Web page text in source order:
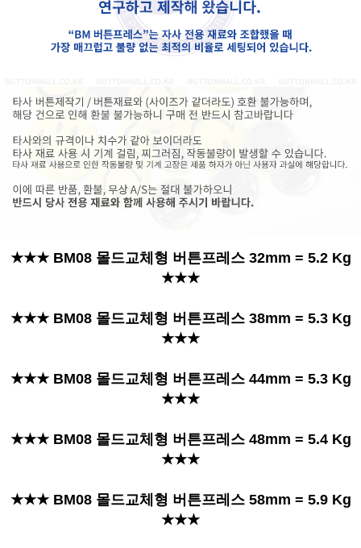
★★★ BM08 몰드교체형 버튼프레스 32mm = 5.2 Kg
★★★
★★★ BM08 몰드교체형 버튼프레스 38mm = 5.3 Kg
★★★
★★★ BM08 몰드교체형 버튼프레스 44mm = 5.3 Kg
★★★
★★★ BM08 몰드교체형 버튼프레스 48mm = 5.4 Kg
★★★
★★★ BM08 몰드교체형 버튼프레스 58mm = 5.9 Kg
★★★